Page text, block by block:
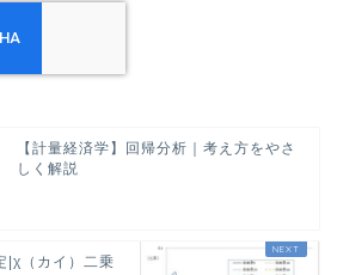
【計量経済学】回帰分析｜考え方をやさ
しく解説
|χ（カイ）二乗